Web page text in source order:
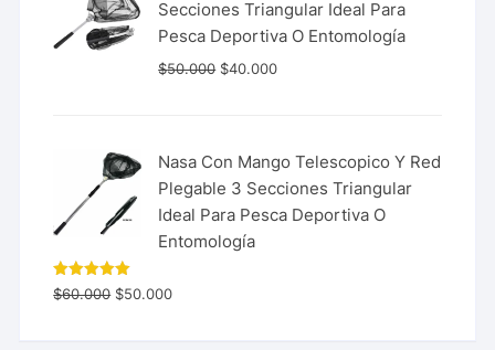
Secciones Triangular Ideal Para
Pesca Deportiva O Entomología
$50.000 $40.000
Nasa Con Mango Telescopico Y Red
Plegable 3 Secciones Triangular
Ideal Para Pesca Deportiva O
Entomología
Valorado
con 5.00
$60.000 $50.000